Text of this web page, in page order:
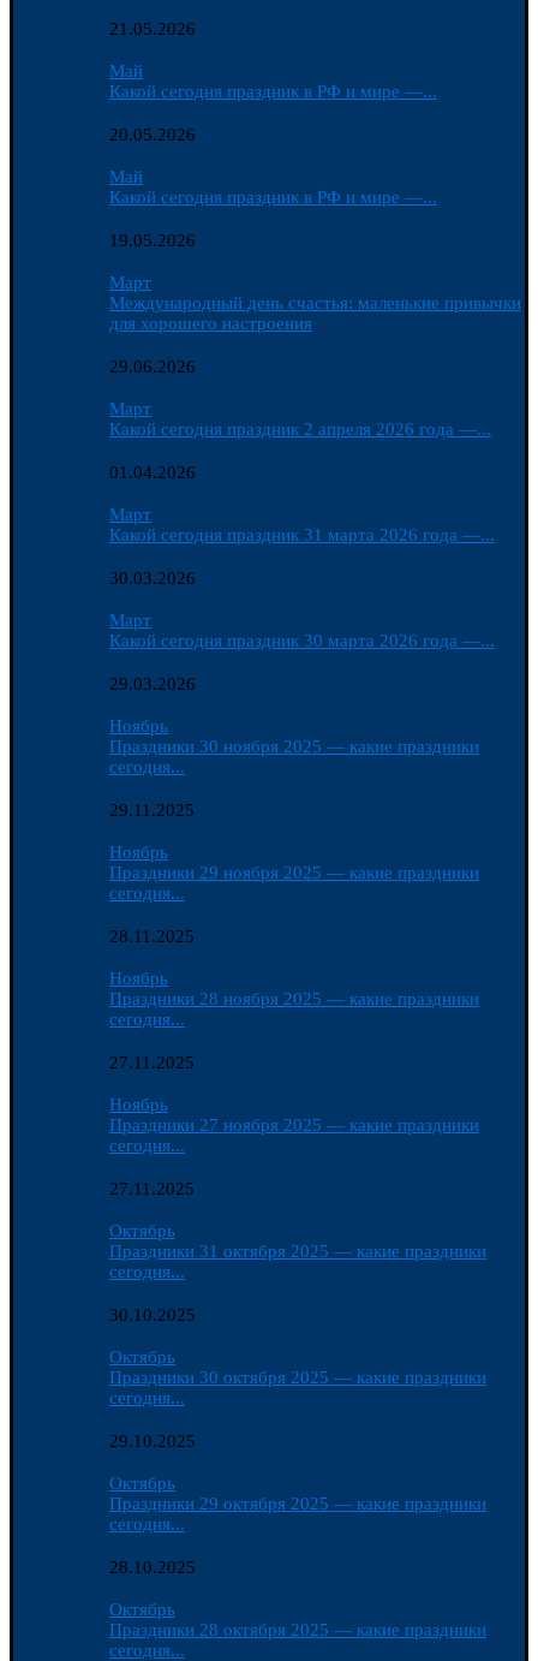
21.05.2026
Май
Какой сегодня праздник в РФ и мире —...
20.05.2026
Май
Какой сегодня праздник в РФ и мире —...
19.05.2026
Март
Международный день счастья: маленькие привычки
для хорошего настроения
29.06.2026
Март
Какой сегодня праздник 2 апреля 2026 года —...
01.04.2026
Март
Какой сегодня праздник 31 марта 2026 года —...
30.03.2026
Март
Какой сегодня праздник 30 марта 2026 года —...
29.03.2026
Ноябрь
Праздники 30 ноября 2025 — какие праздники
сегодня...
29.11.2025
Ноябрь
Праздники 29 ноября 2025 — какие праздники
сегодня...
28.11.2025
Ноябрь
Праздники 28 ноября 2025 — какие праздники
сегодня...
27.11.2025
Ноябрь
Праздники 27 ноября 2025 — какие праздники
сегодня...
27.11.2025
Октябрь
Праздники 31 октября 2025 — какие праздники
сегодня...
30.10.2025
Октябрь
Праздники 30 октября 2025 — какие праздники
сегодня...
29.10.2025
Октябрь
Праздники 29 октября 2025 — какие праздники
сегодня...
28.10.2025
Октябрь
Праздники 28 октября 2025 — какие праздники
сегодня...